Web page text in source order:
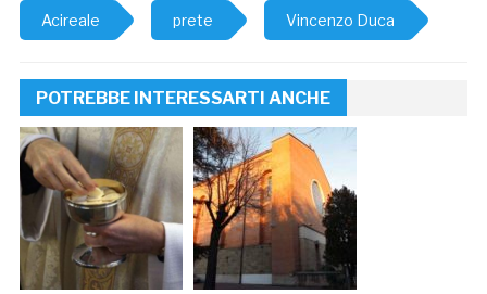
Acireale prete Vincenzo Duca
POTREBBE INTERESSARTI ANCHE